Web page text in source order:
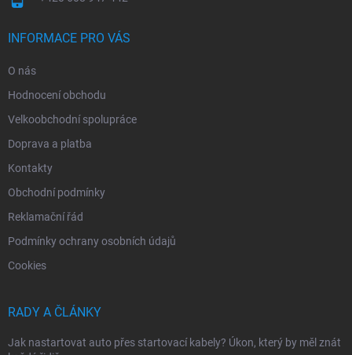
INFORMACE PRO VÁS
O nás
Hodnocení obchodu
Velkoobchodní spolupráce
Doprava a platba
Kontakty
Obchodní podmínky
Reklamační řád
Podmínky ochrany osobních údajů
Cookies
RADY A ČLÁNKY
Jak nastartovat auto přes startovací kabely? Úkon, který by měl znát